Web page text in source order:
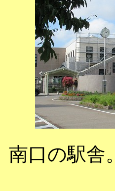
南口の駅舎